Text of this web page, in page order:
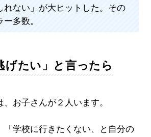
れない」が大ヒットした。その
多数。
げたい」と言ったら
お子さんが２人います。
「学校に行きたくない、と自分の